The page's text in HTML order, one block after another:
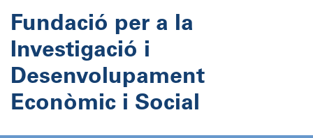
Fundació per a la
Investigació i
Desenvolupament
Econòmic i Social